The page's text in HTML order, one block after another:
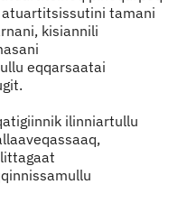
atuartitsissutini tamani
kisiannili
eqqarsaatai
ilinniartullu